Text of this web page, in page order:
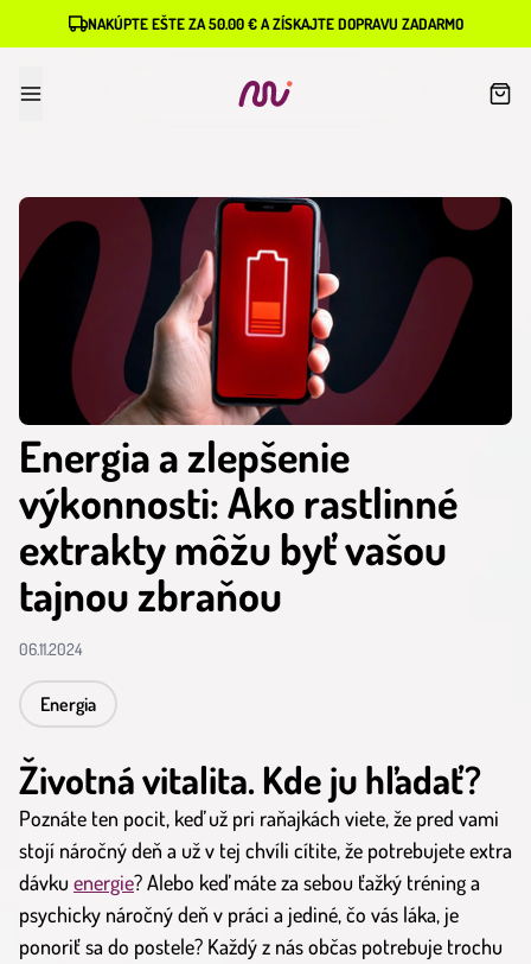
NAKÚPTE EŠTE ZA 50.00 € A ZÍSKAJTE DOPRAVU ZADARMO
Energia a zlepšenie
výkonnosti: Ako rastlinné
extrakty môžu byť vašou
tajnou zbraňou
06.11.2024
Energia
Životná vitalita. Kde ju hľadať?
Poznáte ten pocit, keď už pri raňajkách viete, že pred vami
stojí náročný deň a už v tej chvíli cítite, že potrebujete extra
dávku energie? Alebo keď máte za sebou ťažký tréning a
psychicky náročný deň v práci a jediné, čo vás láka, je
ponoriť sa do postele? Každý z nás občas potrebuje trochu